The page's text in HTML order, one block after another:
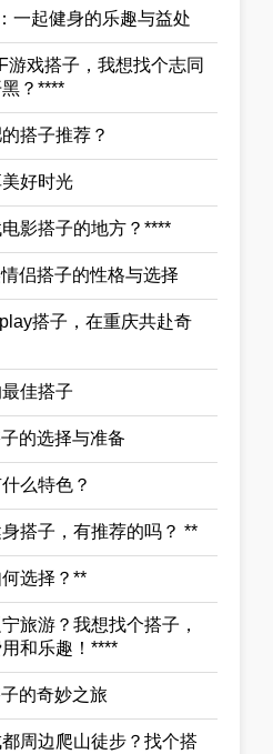
一起健身的乐趣与益处
游戏搭子，我想找个志同
？****
搭子推荐？
好时光
影搭子的地方？****
侣搭子的性格与选择
搭子，在重庆共赴奇
佳搭子
的选择与准备
么特色？
搭子，有推荐的吗？ **
选择？**
旅游？我想找个搭子，
和乐趣！****
的奇妙之旅
周边爬山徒步？找个搭